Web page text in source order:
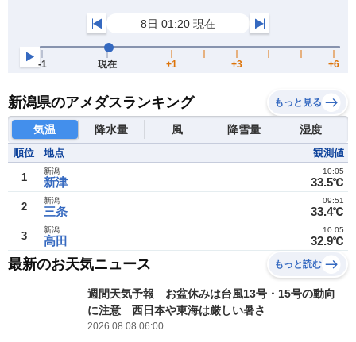
新潟県のアメダスランキング もっと見る
気温 降水量 風 降雪量 湿度
順位 地点 観測値
1 新津
新潟
33.5℃
10:05
2 三条
新潟
33.4℃
09:51
3 高田
新潟
32.9℃
10:05
最新のお天気ニュース もっと読む
週間天気予報 お盆休みは台風13号・15号の動向
に注意 西日本や東海は厳しい暑さ
2026.08.08 06:00